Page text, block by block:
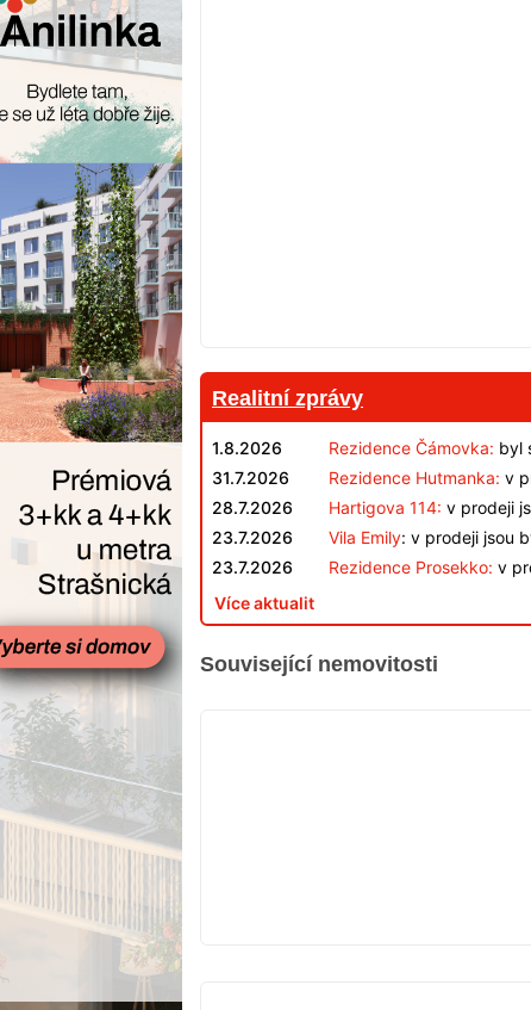
Realitní zprávy
1.8.2026 Rezidence Čámovka: byl
31.7.2026
Rezidence Hutmanka: v
28.7.2026
Hartigova 114: v prodeji
23.7.2026
Vila Emily: v prodeji jsou
23.7.2026
Rezidence Prosekko: v
Více aktualit
Související nemovitosti